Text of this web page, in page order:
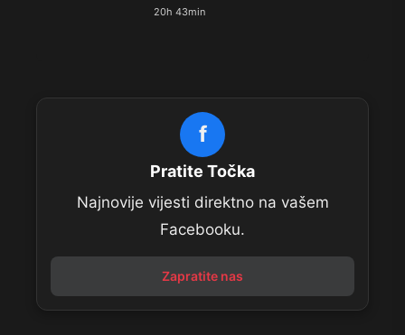
20h 43min
f
Pratite Točka
Najnovije vijesti direktno na vašem
Facebooku.
Zapratite nas